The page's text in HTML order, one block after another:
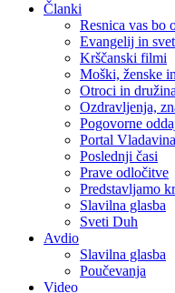
Članki
Resnica vas bo
Evangelij in
Krščanski filmi
Moški, ženske
Otroci in družina
Ozdravljenja,
Pogovorne
Portal
Poslednji časi
Prave odločitve
Predstavljamo
Slavilna glasba
Sveti Duh
Avdio
Slavilna glasba
Poučevanja
Video